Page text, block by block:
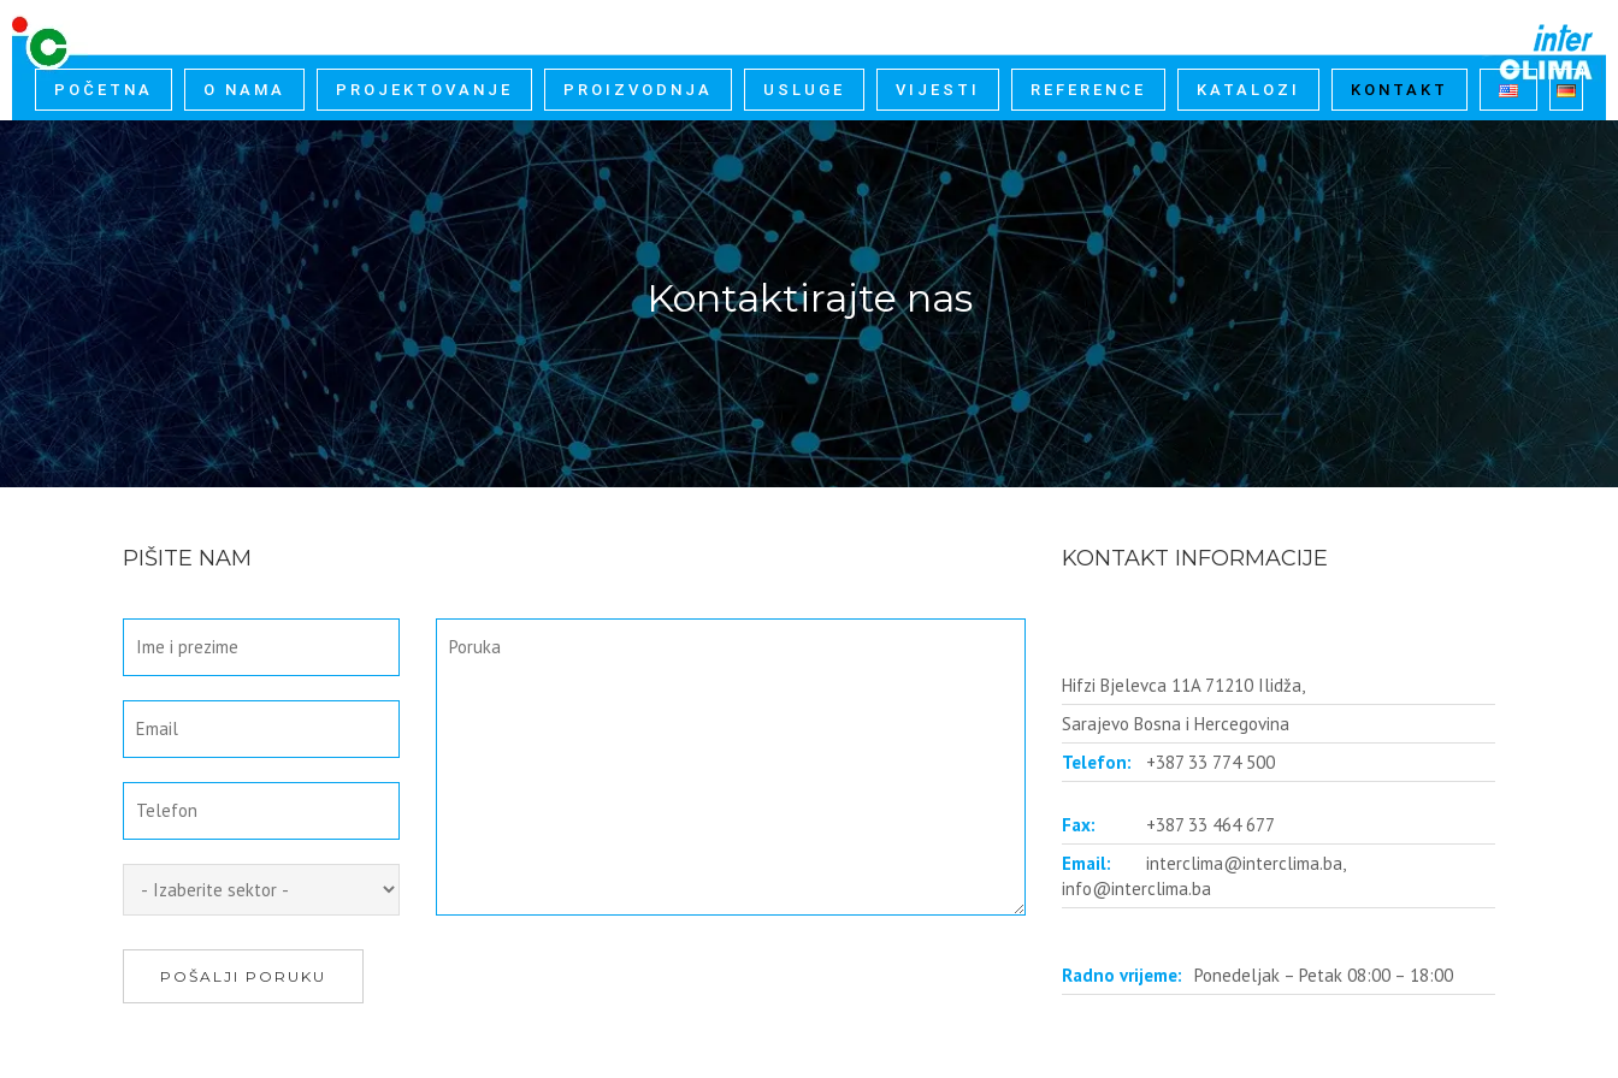
POČETNA O NAMA PROJEKTOVANJE PROIZVODNJA USLUGE VIJESTI REFERENCE KATALOZI KONTAKT
Kontaktirajte nas
PIŠITE NAM KONTAKT INFORMACIJE
Hifzi Bjelevca 11A 71210 Ilidža,
Sarajevo Bosna i Hercegovina
Telefon:
+387 33 774 500
Fax:
+387 33 464 677
Email:
interclima@interclima.ba,
info@interclima.ba
Radno vrijeme: Ponedeljak – Petak 08:00 – 18:00